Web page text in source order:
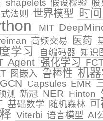
shapelets 假设检验 股
法则 世界模型 时
MIT
高频交易 医药
学习 自编码器 知识
Agent 强化学习
图嵌入 鲁棒性 机
GCN Capsules EMR
测 新冠 NER Hinton
基础数学 随机森林 可
Viterbi 语言模型 AI